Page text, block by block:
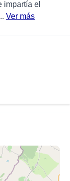
impartía el
Ver más